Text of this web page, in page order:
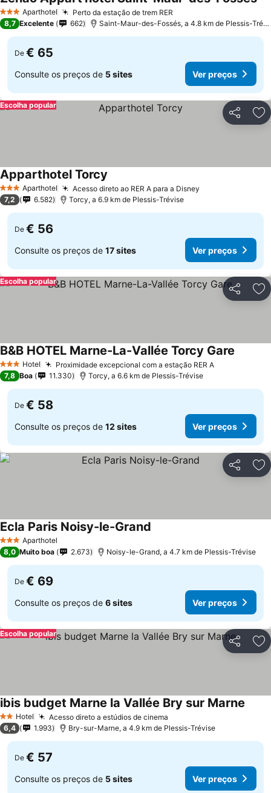
3 EstrelasAparthotel Perto da estação de trem RER
8,7 Excelente 662 Saint-Maur-des-Fossés, a 4.8 km de Plessis-Trévise
De € 65
Consulte os preços de 5 sites Ver preços
Partilhar
Escolha popular
3 EstrelasAparthotel Acesso direto ao RER A para a Disney
Apparthotel Torcy
7,2 6.582 Torcy, a 6.9 km de Plessis-Trévise
De € 56
Consulte os preços de 17 sites Ver preços
Partilhar
Escolha popular
3 EstrelasHotel Proximidade excepcional com a estação RER A
B&B HOTEL Marne-La-Vallée Torcy Gare
7,8 Boa 11.330 Torcy, a 6.6 km de Plessis-Trévise
De € 58
Consulte os preços de 12 sites Ver preços
Partilhar
3 EstrelasAparthotel
Ecla Paris Noisy-le-Grand
8,0 Muito boa 2.673 Noisy-le-Grand, a 4.7 km de Plessis-Trévise
De € 69
Consulte os preços de 6 sites Ver preços
Partilhar
Escolha popular
2 Estrelas
Hotel Acesso direto a estúdios de cinema
ibis budget Marne la Vallée Bry sur Marne
6,4 1.993 Bry-sur-Marne, a 4.9 km de Plessis-Trévise
De € 57
Consulte os preços de 5 sites Ver preços